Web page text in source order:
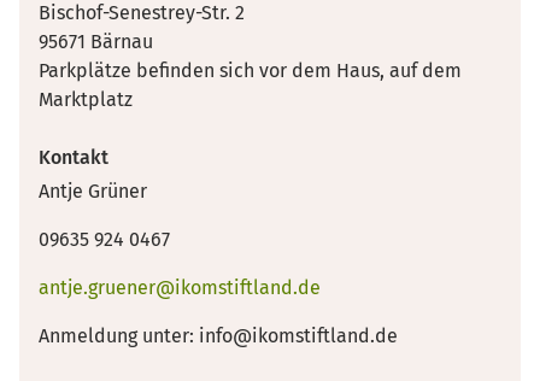
Bischof-Senestrey-Str. 2
95671 Bärnau
Parkplätze befinden sich vor dem Haus, auf dem
Marktplatz
Kontakt
Antje Grüner
09635 924 0467
antje.gruener@ikomstiftland.de
Anmeldung unter: info@ikomstiftland.de